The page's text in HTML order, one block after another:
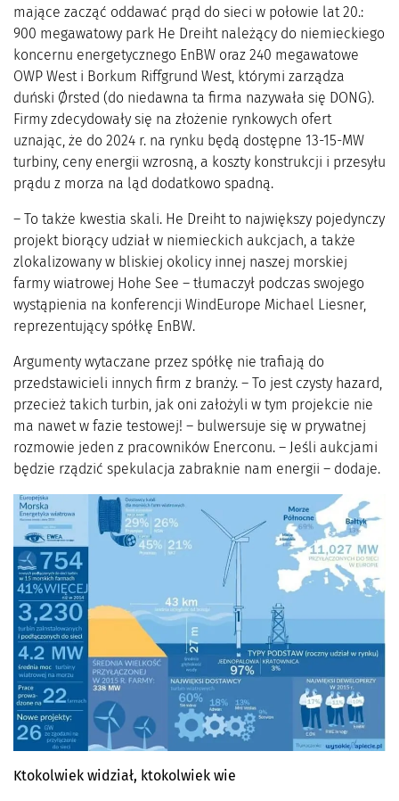
mające zacząć oddawać prąd do sieci w połowie lat 20.:
900 megawatowy park He Dreiht należący do niemieckiego
koncernu energetycznego EnBW oraz 240 megawatowe
OWP West i Borkum Riffgrund West, którymi zarządza
duński Ørsted (do niedawna ta firma nazywała się DONG).
Firmy zdecydowały się na złożenie rynkowych ofert
uznając, że do 2024 r. na rynku będą dostępne 13-15-MW
turbiny, ceny energii wzrosną, a koszty konstrukcji i przesyłu
prądu z morza na ląd dodatkowo spadną.
– To także kwestia skali. He Dreiht to największy pojedynczy
projekt biorący udział w niemieckich aukcjach, a także
zlokalizowany w bliskiej okolicy innej naszej morskiej
farmy wiatrowej Hohe See – tłumaczył podczas swojego
wystąpienia na konferencji WindEurope Michael Liesner,
reprezentujący spółkę EnBW.
Argumenty wytaczane przez spółkę nie trafiają do
przedstawicieli innych firm z branży. – To jest czysty hazard,
przecież takich turbin, jak oni założyli w tym projekcie nie
ma nawet w fazie testowej! – bulwersuje się w prywatnej
rozmowie jeden z pracowników Enerconu. – Jeśli aukcjami
będzie rządzić spekulacja zabraknie nam energii – dodaje.
Ktokolwiek widział, ktokolwiek wie